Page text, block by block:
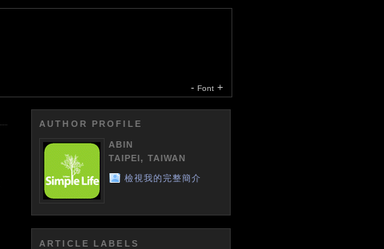
- Font +
AUTHOR PROFILE
ABIN
TAIPEI, TAIWAN
檢視我的完整簡介
ARTICLE LABELS